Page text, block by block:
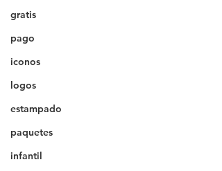
gratis
pago
iconos
logos
estampado
paquetes
infantil